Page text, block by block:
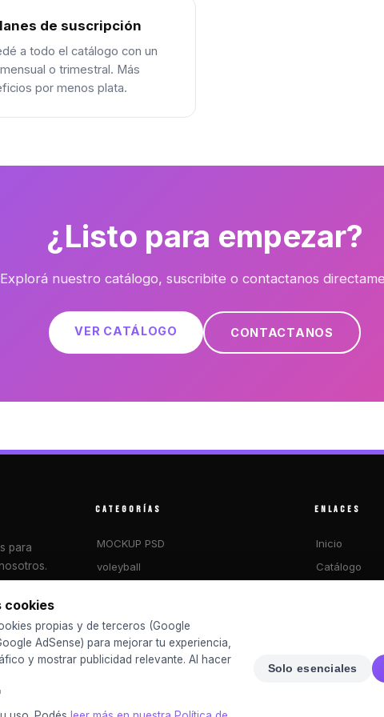
de suscripción
a todo el catálogo con un
o trimestral. Más
por menos plata.
¿Listo para empezar?
Explorá nuestro catálogo, suscribite o contactanos
VER CATÁLOGO CONTACTANOS
para
CATEGORÍAS
MOCKUP PSD
voleyball
basketball
CHINITOS
ENLACES
Inicio
Catálogo
Iniciar Sesión
cookies
propias y de terceros (Google
AdSense) para mejorar tu experiencia,
y mostrar publicidad relevante. Al hacer
Solo esenciales